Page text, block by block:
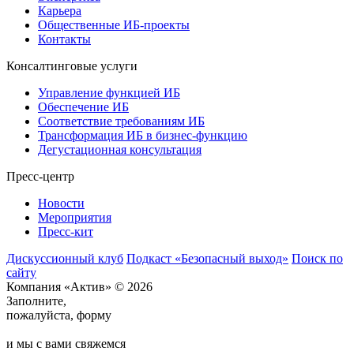
Карьера
Общественные ИБ-проекты
Контакты
Консалтинговые услуги
Управление функцией ИБ
Обеспечение ИБ
Соответствие требованиям ИБ
Трансформация ИБ в бизнес-функцию
Дегустационная консультация
Пресс-центр
Новости
Мероприятия
Пресс-кит
Дискуссионный клуб Подкаст «Безопасный выход» Поиск по
сайту
Компания «Актив» © 2026
Заполните,
пожалуйста, форму
и мы с вами свяжемся